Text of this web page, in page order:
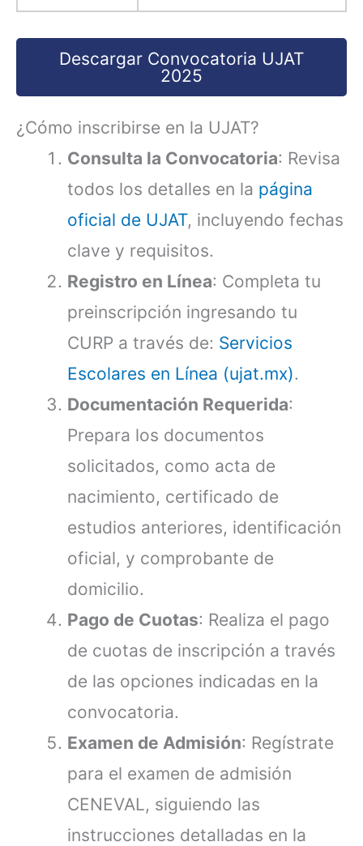
Descargar Convocatoria UJAT
2025
¿Cómo inscribirse en la UJAT?
Consulta la Convocatoria: Revisa
todos los detalles en la página
oficial de UJAT, incluyendo fechas
clave y requisitos.
Registro en Línea: Completa tu
preinscripción ingresando tu
CURP a través de: Servicios
Escolares en Línea (ujat.mx).
Documentación Requerida:
Prepara los documentos
solicitados, como acta de
nacimiento, certificado de
estudios anteriores, identificación
oficial, y comprobante de
domicilio.
Pago de Cuotas: Realiza el pago
de cuotas de inscripción a través
de las opciones indicadas en la
convocatoria.
Examen de Admisión: Regístrate
para el examen de admisión
CENEVAL, siguiendo las
instrucciones detalladas en la